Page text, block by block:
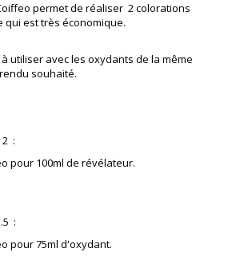
permet de réaliser 2 colorations
qui est très économique.
utiliser avec les oxydants de la même
souhaité.
2 :
pour 100ml de révélateur.
:
pour 75ml d'oxydant.